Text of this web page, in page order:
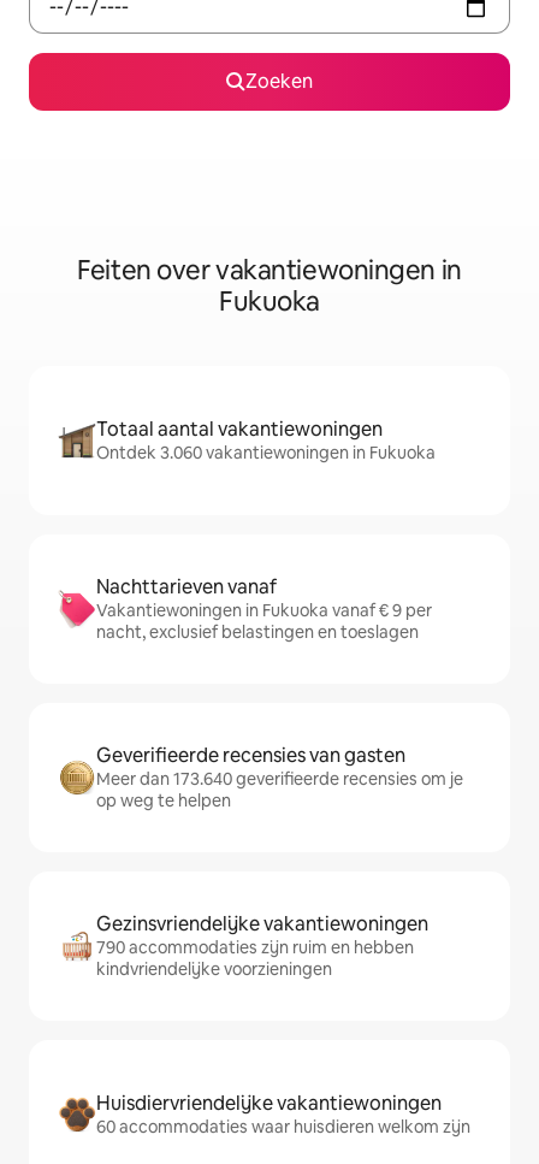
Zoeken
Feiten over vakantiewoningen in
Fukuoka
Totaal aantal vakantiewoningen
Ontdek 3.060 vakantiewoningen in Fukuoka
Nachttarieven vanaf
Vakantiewoningen in Fukuoka vanaf € 9 per
nacht, exclusief belastingen en toeslagen
Geverifieerde recensies van gasten
Meer dan 173.640 geverifieerde recensies om je
op weg te helpen
Gezinsvriendelijke vakantiewoningen
790 accommodaties zijn ruim en hebben
kindvriendelijke voorzieningen
Huisdiervriendelijke vakantiewoningen
60 accommodaties waar huisdieren welkom zijn